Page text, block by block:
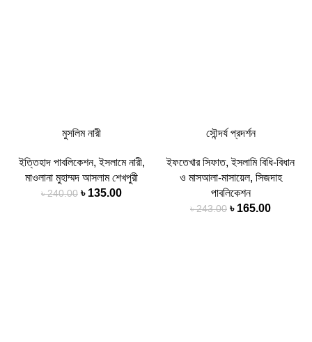
মুসলিম নারী
ইত্তিহাদ পাবলিকেশন,ইসলামে নারী,
মাওলানা মুহাম্মদ আসলাম শেখপুরী
৳240.00 ৳ 135.00
সৌন্দর্য প্রদর্শন
ইফতেখার সিফাত,ইসলামি বিধি-বিধান
ও মাসআলা-মাসায়েল, সিজদাহ
পাবলিকেশন
৳243.00 ৳ 165.00